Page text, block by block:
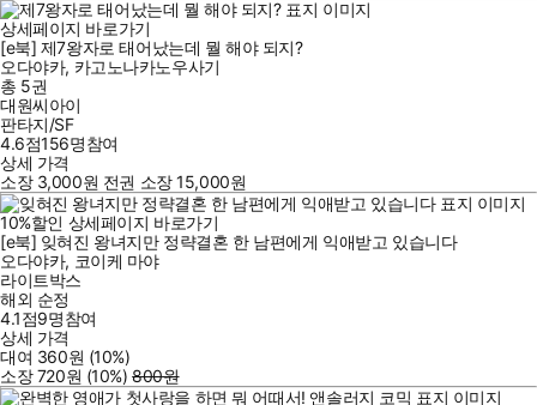
상세페이지 바로가기
[e북] 제7왕자로 태어났는데 뭘 해야 되지?
오다야카, 카고노나카노우사기
총 5권
대원씨아이
판타지/SF
4.6점156명참여
상세 가격
소장 3,000원 전권 소장15,000원
10%할인 상세페이지 바로가기
[e북] 잊혀진 왕녀지만 정략결혼 한 남편에게 익애받고 있습니다
오다야카, 코이케 마야
라이트박스
해외 순정
4.1점9명참여
상세 가격
대여 360원 (10%)
소장720원 (10%) 800원